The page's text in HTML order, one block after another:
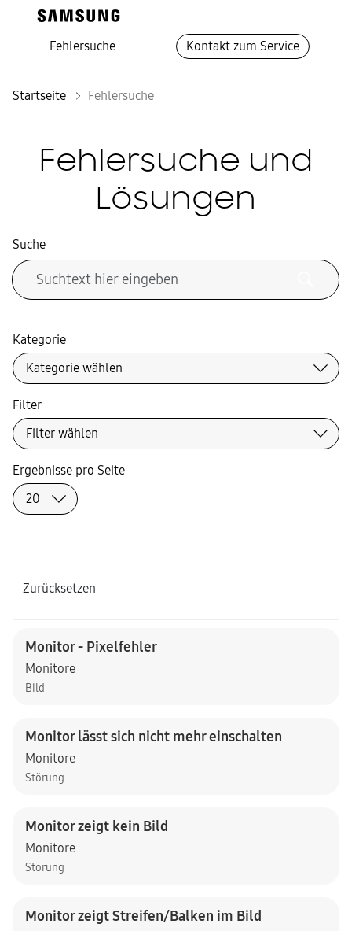
Fehlersuche Kontakt zum Service
Startseite Fehlersuche
Fehlersuche und
Lösungen
Suche
Kategorie
Filter
Zurücksetzen
Ergebnisse pro Seite
Monitor - Pixelfehler
Monitore
Bild
Monitor lässt sich nicht mehr einschalten
Monitore
Störung
Monitor zeigt kein Bild
Monitore
Störung
Monitor zeigt Streifen/Balken im Bild